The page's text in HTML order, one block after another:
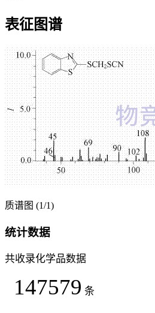
表征图谱
质谱图 (1/1)
统计数据
共收录化学品数据
147579 条